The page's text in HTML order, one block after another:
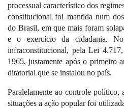
processual característico dos
constitucional foi mantida num
do Brasil, em que mais foram
e o exercício da cidadania. No
infraconstitucional, pela Lei
1965, justamente após o primeiro
ditatorial que se instalou no país.
Paralelamente ao controle político,
situações a ação popular foi